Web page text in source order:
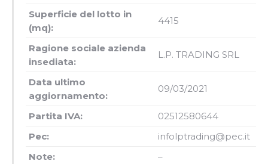
Superficie del lotto in
(mq):
4415
Ragione sociale azienda
insediata:
L.P. TRADING SRL
Data ultimo
aggiornamento:
09/03/2021
Partita IVA:
02512580644
Pec:
infolptrading@pec.it
Note:
–